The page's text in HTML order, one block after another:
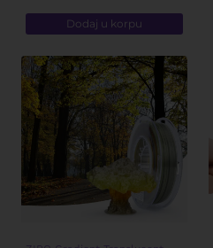
Dodaj u korpu